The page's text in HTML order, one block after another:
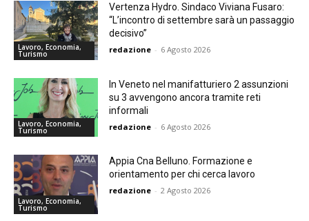
Lavoro, Economia,
Turismo
Vertenza Hydro. Sindaco Viviana Fusaro:
“L’incontro di settembre sarà un passaggio
decisivo”
redazione - 6 Agosto 2026
Lavoro, Economia,
Turismo
In Veneto nel manifatturiero 2 assunzioni
su 3 avvengono ancora tramite reti
informali
redazione - 6 Agosto 2026
Lavoro, Economia,
Turismo
Appia Cna Belluno. Formazione e
orientamento per chi cerca lavoro
redazione - 2 Agosto 2026